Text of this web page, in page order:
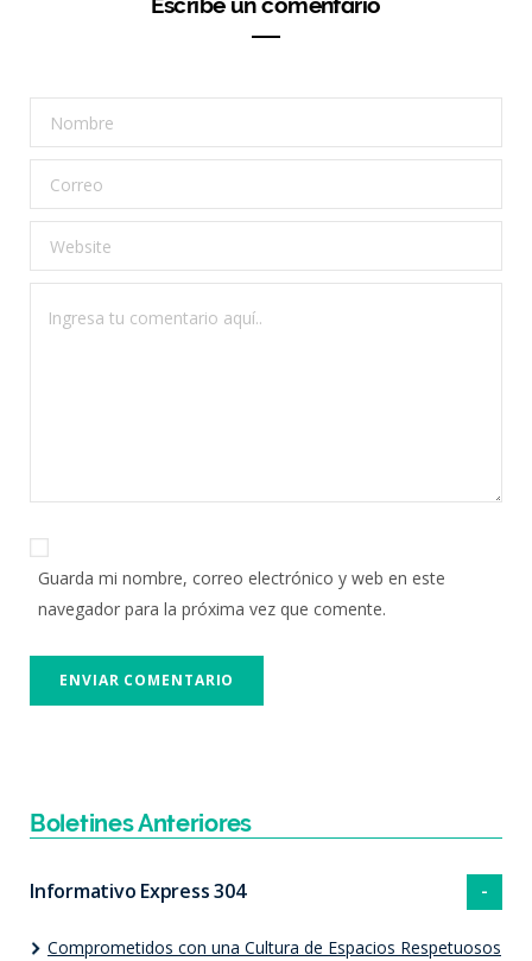
Escribe un comentario
Guarda mi nombre, correo electrónico y web en este
navegador para la próxima vez que comente.
Boletines Anteriores
Informativo Express 304
Comprometidos con una Cultura de Espacios Respetuosos